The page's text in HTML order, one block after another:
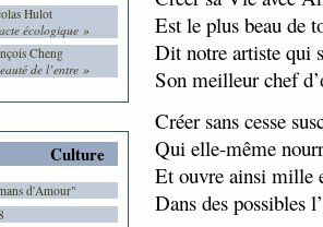
Hulot
écologique »
Cheng
de l’entre »
Culture
d'Amour"
Est le plus beau de
Dit notre artiste qui
Son meilleur chef
Créer sans cesse
Qui elle-même
Et ouvre ainsi mille
Dans des possibles